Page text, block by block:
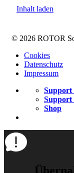
Inhalt laden
© 2026 ROTOR
Cookies
Datenschutz
Impressum
Support
Support
Shop